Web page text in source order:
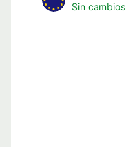
Sin cambios